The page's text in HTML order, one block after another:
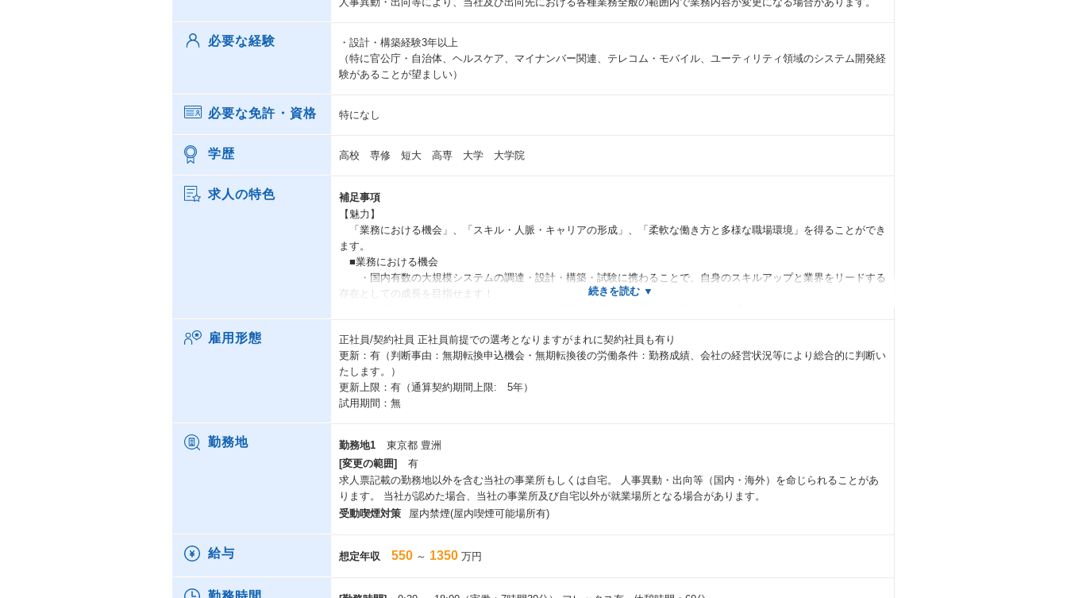
必要な経験
・設計・構築経験3年以上
（特に官公庁・自治体、ヘルスケア、マイナンバー関連、テレコム・モバイル、ユーティリティ領域のシステム開発経
験があることが望ましい）
必要な免許・資格 特になし
学歴 高校 専修 短大 高専 大学 大学院
求人の特色
補足事項
【魅力】
「業務における機会」、「スキル・人脈・キャリアの形成」、「柔軟な働き方と多様な職場環境」を得ることができ
ます。
■業務における機会
・国内有数の大規模システムの調達・設計・構築・試験に携わることで、自身のスキルアップと業界をリードする
存在としての成長を目指せます！
・開発工程だけではなく、システム基盤の提案支援、システムアーキテクチャ設計支援、グランドデザイン策定な
ど、
提案工程も担当しており、お客様のビジネスに貢献することができます！
■スキル・人脈・キャリアの形成
・最新のデジタル技術を学び、身に付ける事で自身の市場価値を高める事ができます。
ます。
・入社後のキャリアパスは固定ではなく、ご自身の希望で切り開いていくことができます。様々な職務領域を経験
することで、多様なキャリアパスを歩むことができます。
（例：プロジェクトマネージャ/ビジネスデベロップメントなどへの職務領域への拡大が可能）
■柔軟な働き方と多様な職場環境
・柔軟な働き方（テレワーク推奨、業務の分断（中抜け）勤務、産休・育休制度などの福利厚生が充実）が可能で
・多くの組織で年次、役職問わず、積極的にコミュニケーションを取り合いアイディア創出が出来るワイガヤな職
場です。
雇用形態 正社員/契約社員 正社員前提での選考となりますがまれに契約社員も有り
更新：有（判断事由：無期転換申込機会・無期転換後の労働条件：勤務成績、会社の経営状況等により総合的に判断い
たします。）
更新上限：有（通算契約期間上限: 5年）
試用期間：無
勤務地 勤務地1
東京都 豊洲
[変更の範囲]
有
求人票記載の勤務地以外を含む当社の事業所もしくは自宅。 人事異動・出向等（国内・海外）を命じられることがあ
ります。 当社が認めた場合、当社の事業所及び自宅以外が就業場所となる場合があります。
受動喫煙対策
屋内禁煙(屋内喫煙可能場所有)
給与 想定年収 550 ～ 1350 万円